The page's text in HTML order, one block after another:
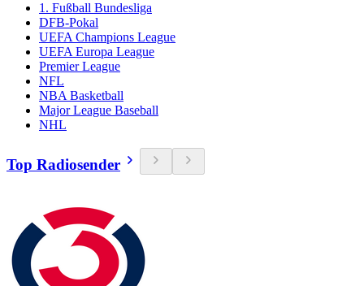
1. Fußball Bundesliga
DFB-Pokal
UEFA Champions League
UEFA Europa League
Premier League
NFL
NBA Basketball
Major League Baseball
NHL
Top Radiosender